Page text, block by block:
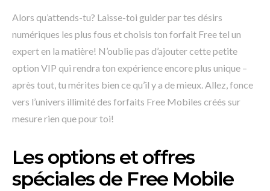
Alors qu’attends-tu? Laisse-toi guider par tes désirs
numériques les plus fous et choisis ton forfait Free tel un
expert en la matière! N’oublie pas d’ajouter cette petite
option VIP qui rendra ton expérience encore plus unique –
après tout, tu mérites bien ce qu’il y a de mieux. Allez, fonce
vers l’univers illimité des forfaits Free Mobiles créés sur
mesure rien que pour toi!
Les options et offres
spéciales de Free Mobile